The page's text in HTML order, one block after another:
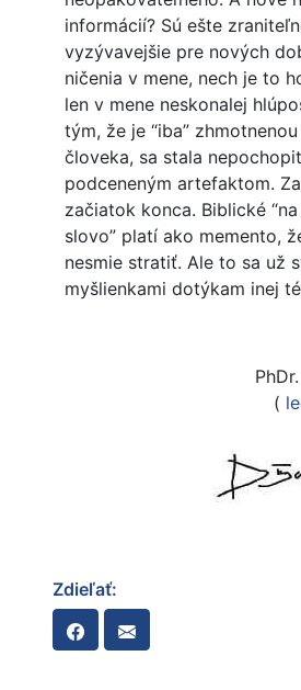
informácií? Sú ešte
vyzývavejšie pre nových
ničenia v mene, nech je to
len v mene neskonalej
tým, že je “iba”
človeka, sa stala
podceneným artefaktom.
začiatok konca. Biblické
slovo” platí ako memento,
nesmie stratiť. Ale to sa už
myšlienkami dotýkam inej
(
Zdieľať: